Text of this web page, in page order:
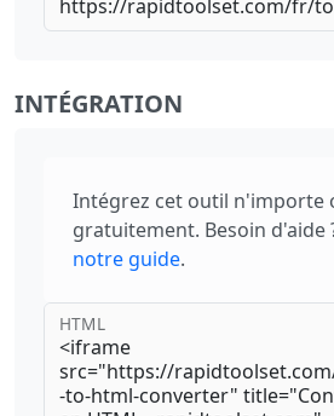
INTÉGRATION
Intégrez cet outil n'importe
gratuitement. Besoin d'aide
notre guide.
HTML